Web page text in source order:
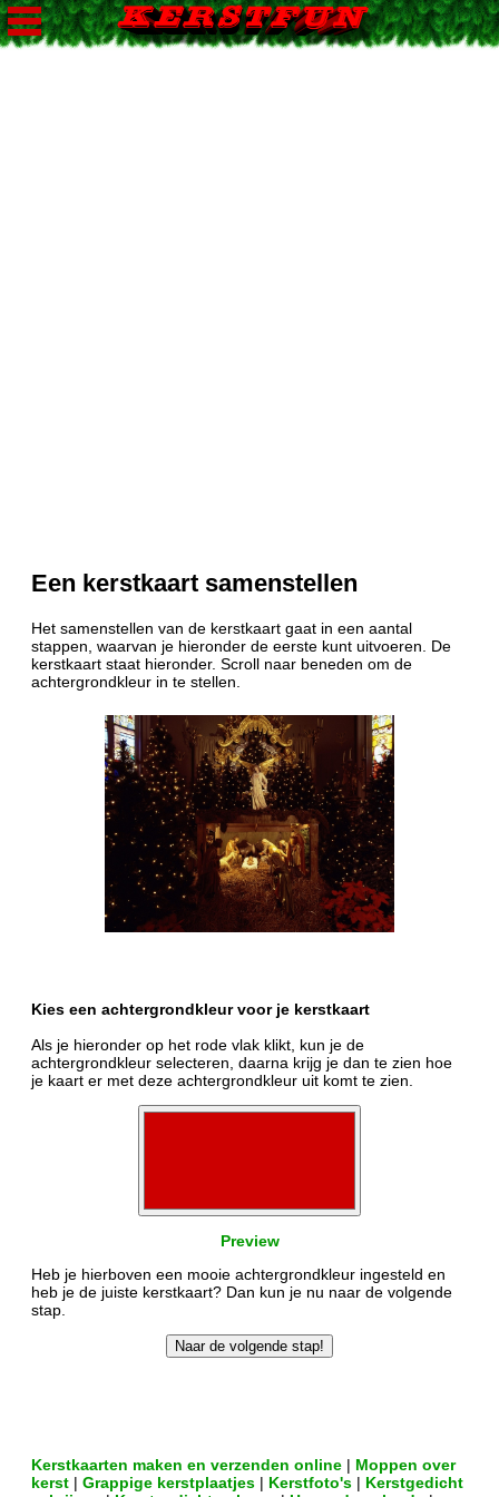
Een kerstkaart samenstellen
Het samenstellen van de kerstkaart gaat in een aantal
stappen, waarvan je hieronder de eerste kunt uitvoeren. De
kerstkaart staat hieronder. Scroll naar beneden om de
achtergrondkleur in te stellen.
Kies een achtergrondkleur voor je kerstkaart
Als je hieronder op het rode vlak klikt, kun je de
achtergrondkleur selecteren, daarna krijg je dan te zien hoe
je kaart er met deze achtergrondkleur uit komt te zien.
Preview
Heb je hierboven een mooie achtergrondkleur ingesteld en
heb je de juiste kerstkaart? Dan kun je nu naar de volgende
stap.
Kerstkaarten maken en verzenden online | Moppen over
kerst | Grappige kerstplaatjes | Kerstfoto's | Kerstgedicht